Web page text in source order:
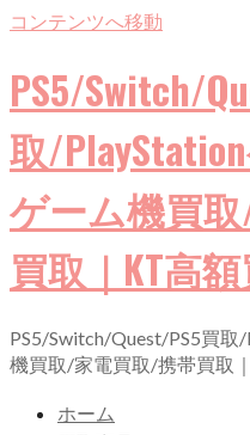
コンテンツへ移動
PS5/Switch/
取/
ゲーム機買
買取｜KT高
PS5/Switch/Quest/PS5買
機買取/家電買取/携帯買取
ホーム